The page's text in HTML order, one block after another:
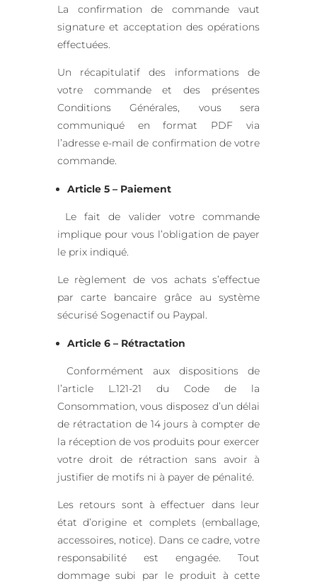
La confirmation de commande vaut
signature et acceptation des opérations
effectuées.
Un récapitulatif des informations de
votre commande et des présentes
Conditions Générales, vous sera
communiqué en format PDF via
l’adresse e-mail de confirmation de votre
commande.
Article 5 – Paiement
Le fait de valider votre commande
implique pour vous l’obligation de payer
le prix indiqué.
Le règlement de vos achats s’effectue
par carte bancaire grâce au système
sécurisé Sogenactif ou Paypal.
Article 6 – Rétractation
Conformément aux dispositions de
l’article L.121-21 du Code de la
Consommation, vous disposez d’un délai
de rétractation de 14 jours à compter de
la réception de vos produits pour exercer
votre droit de rétraction sans avoir à
justifier de motifs ni à payer de pénalité.
Les retours sont à effectuer dans leur
état d’origine et complets (emballage,
accessoires, notice). Dans ce cadre, votre
responsabilité est engagée. Tout
dommage subi par le produit à cette